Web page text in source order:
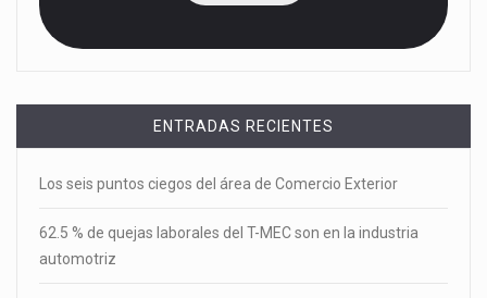
ENTRADAS RECIENTES
Los seis puntos ciegos del área de Comercio Exterior
62.5 % de quejas laborales del T-MEC son en la industria
automotriz